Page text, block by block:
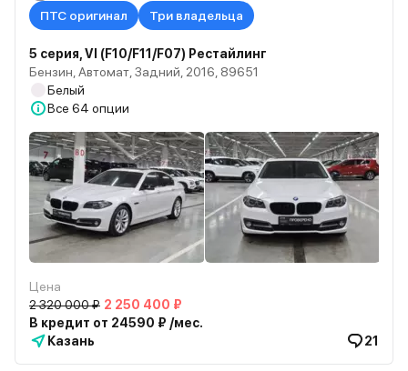
ПТС оригинал Три владельца
5 серия, VI (F10/F11/F07) Рестайлинг
Бензин, Автомат, Задний, 2016, 89651
Белый
Все 64 опции
Цена
2 320 000 ₽ 2 250 400 ₽
В кредит от 24590 ₽ /мес.
Казань
21